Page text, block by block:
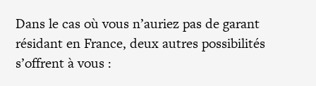
Dans le cas où vous n’auriez pas de garant
résidant en France, deux autres possibilités
s’offrent à vous :